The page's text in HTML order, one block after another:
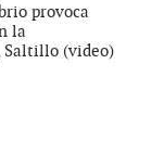
provoca
la
Saltillo (video)